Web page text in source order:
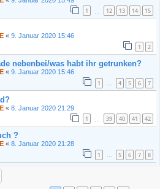
1 12 13 14 15
« 9. Januar 2020 15:46
1 2
nebenbei/was habt ihr getrunken?
« 9. Januar 2020 15:46
1 … 4 5 6 7
« 8. Januar 2020 21:29
1 39 40 41 42
?
« 8. Januar 2020 21:28
1 … 5 6 7 8